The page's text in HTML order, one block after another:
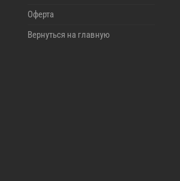
Оферта
Вернуться на главную